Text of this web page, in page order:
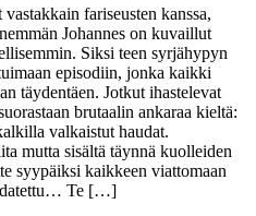
fariseusten kanssa,
Johannes on kuvaillut
Siksi teen syrjähypyn
episodiin, jonka kaikki
täydentäen. Jotkut ihastelevat
brutaalin ankaraa kieltä:
valkaistut haudat.
mutta sisältä täynnä kuolleiden
syypäiksi kaikkeen viattomaan
Te […]